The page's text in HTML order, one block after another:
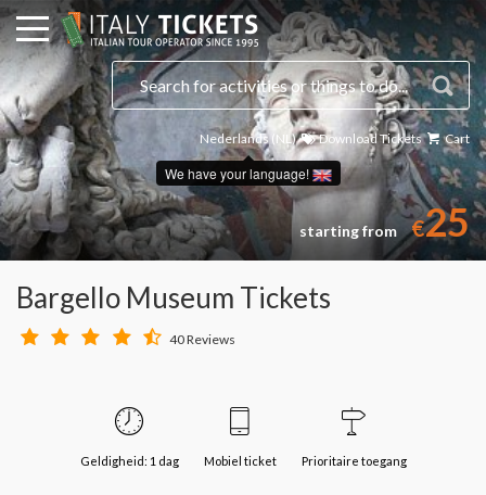
Nederlands (NL)
We have your language!
Download Tickets Cart
starting from €25
Bargello Museum Tickets
40 Reviews
Geldigheid: 1 dag Mobiel ticket Prioritaire toegang